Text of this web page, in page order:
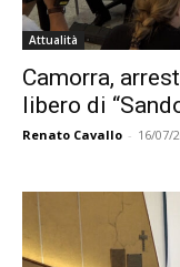
Attualità
Camorra,
libero di
Renato Cavallo - 16/07/